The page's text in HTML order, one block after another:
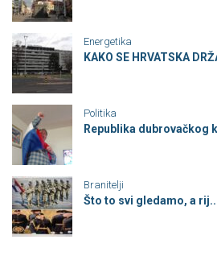
Energetika
KAKO SE HRVATSKA
Politika
Republika dubrovačkog
Branitelji
Što to svi gledamo, a